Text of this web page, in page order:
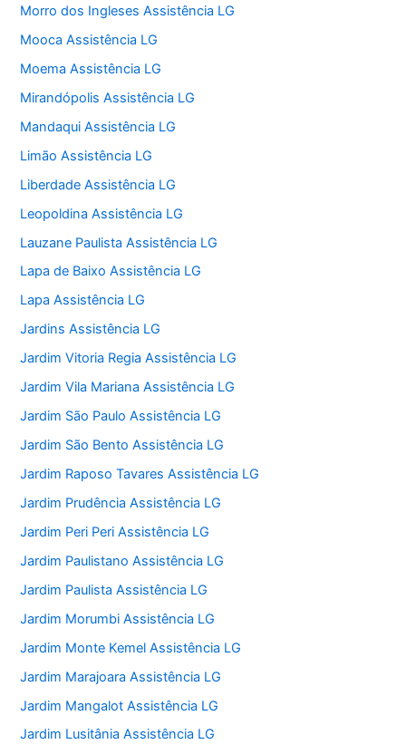
Morro dos Ingleses Assistência LG
Mooca Assistência LG
Moema Assistência LG
Mirandópolis Assistência LG
Mandaqui Assistência LG
Limão Assistência LG
Liberdade Assistência LG
Leopoldina Assistência LG
Lauzane Paulista Assistência LG
Lapa de Baixo Assistência LG
Lapa Assistência LG
Jardins Assistência LG
Jardim Vitoria Regia Assistência LG
Jardim Vila Mariana Assistência LG
Jardim São Paulo Assistência LG
Jardim São Bento Assistência LG
Jardim Raposo Tavares Assistência LG
Jardim Prudência Assistência LG
Jardim Peri Peri Assistência LG
Jardim Paulistano Assistência LG
Jardim Paulista Assistência LG
Jardim Morumbi Assistência LG
Jardim Monte Kemel Assistência LG
Jardim Marajoara Assistência LG
Jardim Mangalot Assistência LG
Jardim Lusitânia Assistência LG